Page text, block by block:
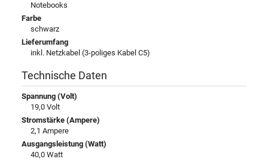
Notebooks
Farbe
schwarz
Lieferumfang
inkl. Netzkabel (3-poliges Kabel C5)
Technische Daten
Spannung (Volt)
19,0 Volt
Stromstärke (Ampere)
2,1 Ampere
Ausgangsleistung (Watt)
40,0 Watt